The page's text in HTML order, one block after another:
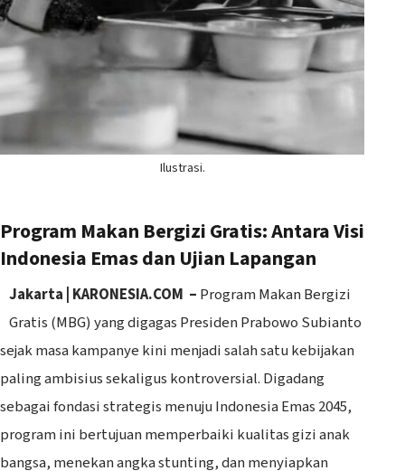
Ilustrasi.
Program Makan Bergizi Gratis: Antara Visi
Indonesia Emas dan Ujian Lapangan
Jakarta | KARONESIA.COM – Program Makan Bergizi
Gratis (MBG) yang digagas Presiden Prabowo Subianto
sejak masa kampanye kini menjadi salah satu kebijakan
paling ambisius sekaligus kontroversial. Digadang
sebagai fondasi strategis menuju Indonesia Emas 2045,
program ini bertujuan memperbaiki kualitas gizi anak
bangsa, menekan angka stunting, dan menyiapkan